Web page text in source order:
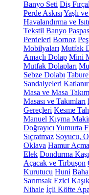
Banyo Seti Diş
Perde Askısı Yaşlı
Havalandırma ve
Tekstil Banyo
Perdeleri Bornoz
Mobilyaları Mutfak
Amaçlı Dolap Mini
Mutfak Dolapları
Sebze Dolabı
Sandalyeleri
Masa ve Masa
Masası ve Takımları
Gereçleri Kesme
Manuel Kıyma
Doğrayıcı Yumurta
Sıçratmaz Soyucu,
Oklava Hamur
Elek Dondurma
Açacak ve Tirbuşon
Kurutucu Huni
Sarımsak Ezici
Nihale İçli Köfte